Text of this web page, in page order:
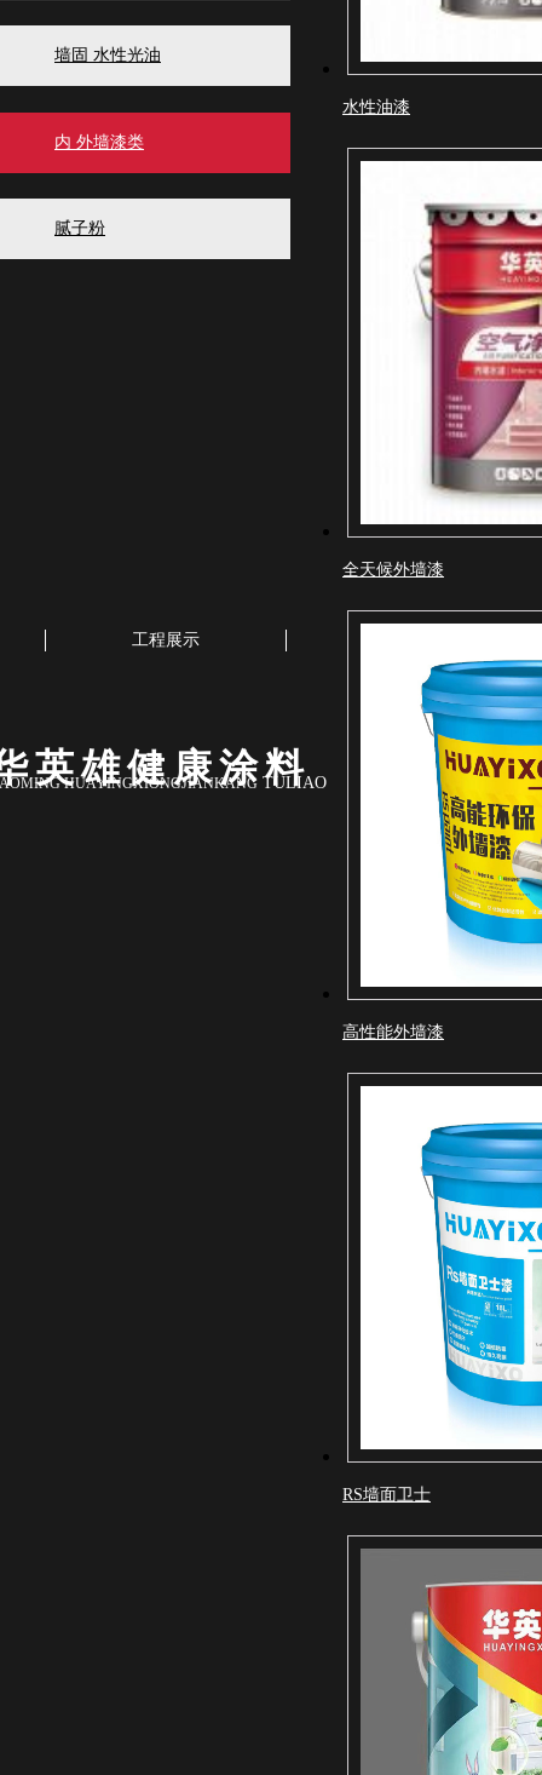
墙固 水性光油
内 外墙漆类
腻子粉
水性油漆
全天候外墙漆
高性能外墙漆
RS墙面卫士
HUAYINGXIONGJIANKANGTULIAO
工程展示
英雄健康涂料